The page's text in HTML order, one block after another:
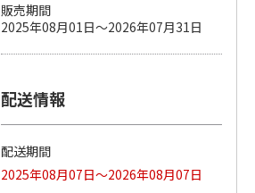
販売期間
2025年08月01日～2026年07月31日
配送情報
配送期間
2025年08月07日～2026年08月07日